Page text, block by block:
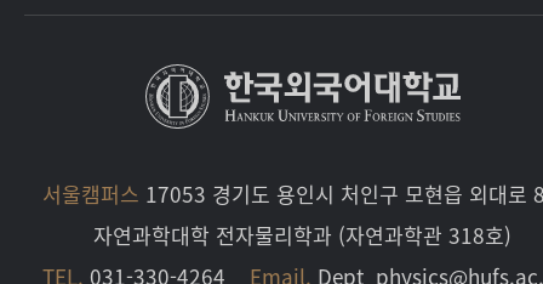
서울캠퍼스 17053 경기도 용인시 처인구 모현읍 외대로
자연과학대학 전자물리학과 (자연과학관 318호)
TEL. 031-330-4264 Email.